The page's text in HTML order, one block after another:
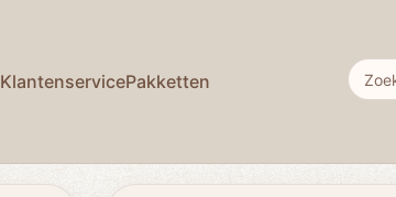
KlantenservicePakketten